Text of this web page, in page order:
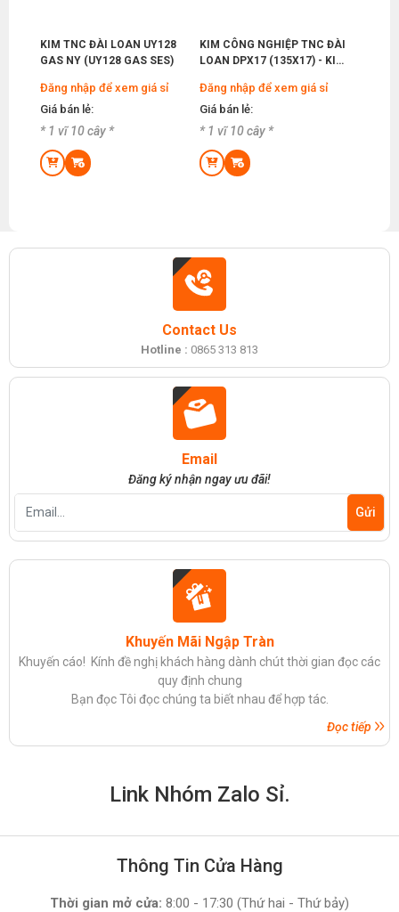
KIM TNC ĐÀI LOAN UY128
GAS NY (UY128 GAS SES)
Đăng nhập để xem giá sỉ
Giá bán lẻ:
* 1 vĩ 10 cây *
KIM CÔNG NGHIỆP TNC ĐÀI
LOAN DPX17 (135X17) - KIM
Đăng nhập để xem giá sỉ
Giá bán lẻ:
* 1 vĩ 10 cây *
Contact Us
Hotline : 0865 313 813
Email
Đăng ký nhận ngay ưu đãi!
Khuyến Mãi Ngập Tràn
Khuyến cáo! Kính đề nghị khách hàng dành chút thời gian đọc các
quy định chung
Bạn đọc Tôi đọc chúng ta biết nhau để hợp tác.
Đọc tiếp
Link Nhóm Zalo Sỉ.
Thông Tin Cửa Hàng
Thời gian mở cửa: 8:00 - 17:30 (Thứ hai - Thứ bảy)